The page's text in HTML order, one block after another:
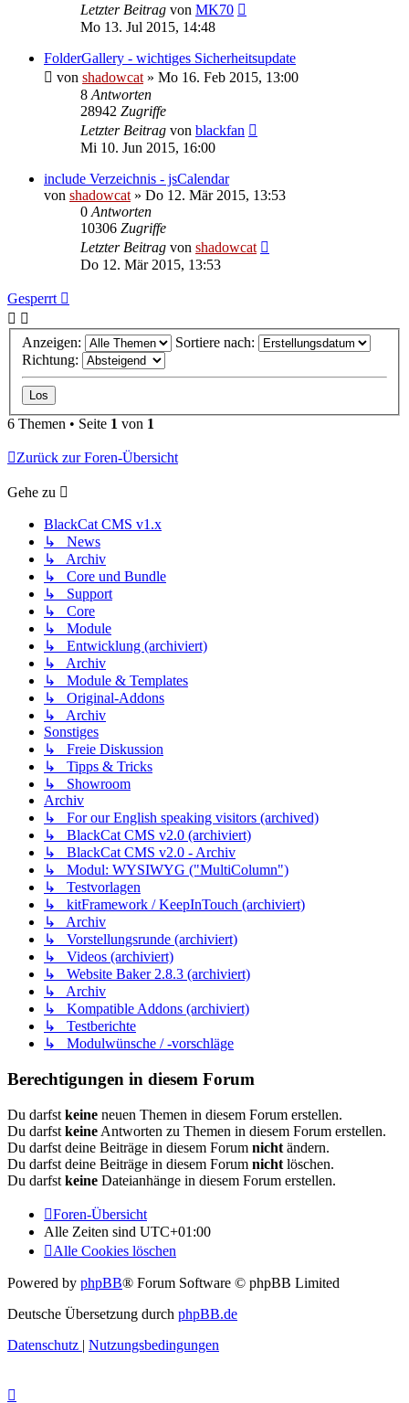
Letzter Beitrag von MK70
Mo 13. Jul 2015, 14:48
FolderGallery - wichtiges Sicherheitsupdate
von shadowcat » Mo 16. Feb 2015, 13:00
8 Antworten
28942 Zugriffe
Letzter Beitrag von blackfan
Mi 10. Jun 2015, 16:00
include Verzeichnis - jsCalendar
von shadowcat » Do 12. Mär 2015, 13:53
0 Antworten
10306 Zugriffe
Letzter Beitrag von shadowcat
Do 12. Mär 2015, 13:53
Gesperrt
Anzeigen:
Sortiere nach:
Richtung:
6 Themen • Seite 1 von 1
Zurück zur Foren-Übersicht
Gehe zu
BlackCat CMS v1.x
↳ News
↳ Archiv
↳ Core und Bundle
↳ Support
↳ Core
↳ Module
↳ Entwicklung (archiviert)
↳ Archiv
↳ Module & Templates
↳ Original-Addons
↳ Archiv
Sonstiges
↳ Freie Diskussion
↳ Tipps & Tricks
↳ Showroom
Archiv
↳ For our English speaking visitors (archived)
↳ BlackCat CMS v2.0 (archiviert)
↳ BlackCat CMS v2.0 - Archiv
↳ Modul: WYSIWYG ("MultiColumn")
↳ Testvorlagen
↳ kitFramework / KeepInTouch (archiviert)
↳ Archiv
↳ Vorstellungsrunde (archiviert)
↳ Videos (archiviert)
↳ Website Baker 2.8.3 (archiviert)
↳ Archiv
↳ Kompatible Addons (archiviert)
↳ Testberichte
↳ Modulwünsche / -vorschläge
Berechtigungen in diesem Forum
Du darfst keine neuen Themen in diesem Forum erstellen.
Du darfst keine Antworten zu Themen in diesem Forum erstellen.
Du darfst deine Beiträge in diesem Forum nicht ändern.
Du darfst deine Beiträge in diesem Forum nicht löschen.
Du darfst keine Dateianhänge in diesem Forum erstellen.
Foren-Übersicht
Alle Zeiten sind UTC+01:00
Alle Cookies löschen
Powered by phpBB® Forum Software © phpBB Limited
Deutsche Übersetzung durch phpBB.de
Datenschutz | Nutzungsbedingungen